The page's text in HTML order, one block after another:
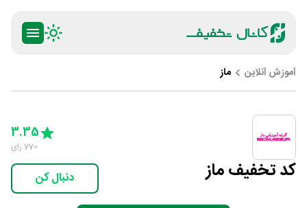
آموزش آنلاین ماز
کد تخفیف ماز
3 Stars
4 Stars
5 Stars
3.35
770 رای
دنبال کن